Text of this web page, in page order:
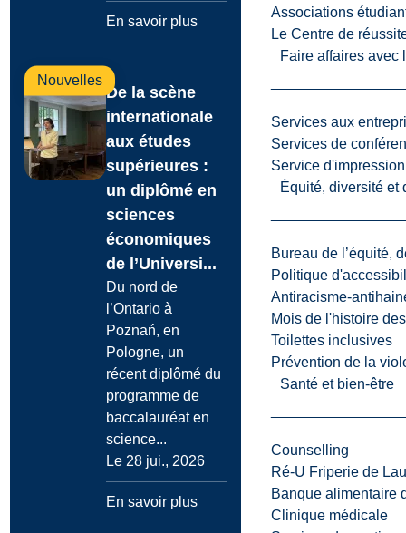
Associations
Le Centre de
Faire affaires avec
Services aux
Services de
Service d'impression
Équité, diversité et
Bureau de l’équité,
Politique
Antiracisme-
Mois de l'histoire
Toilettes inclusives
Prévention de la
Santé et bien-être
Counselling
Ré-U Friperie de
Banque alimentaire
Clinique médicale
En savoir plus
Nouvelles
De la scène
internationale
aux études
supérieures :
un diplômé en
sciences
économiques
de l’Universi...
Du nord de
l’Ontario à
Poznań, en
Pologne, un
récent diplômé du
programme de
baccalauréat en
science...
Le 28 jui., 2026
En savoir plus